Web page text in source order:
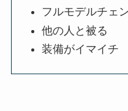
フルモデルチェ
他の人と被る
装備がイマイチ